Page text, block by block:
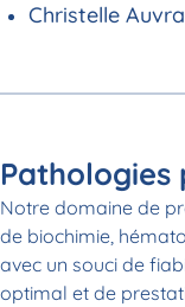
Christelle
Pathologies
Notre domaine de
de biochimie,
avec un souci de
optimal et de